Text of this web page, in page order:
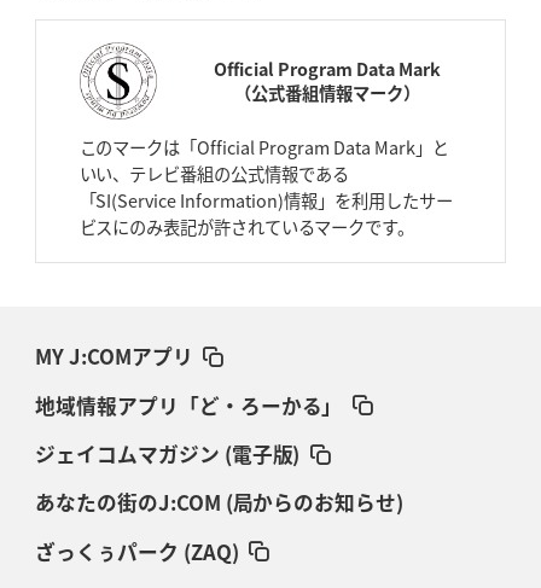
Official Program Data Mark
（公式番組情報マーク）
このマークは「Official Program Data Mark」と
いい、テレビ番組の公式情報である
「SI(Service Information)情報」を利用したサー
ビスにのみ表記が許されているマークです。
MY J:COMアプリ
地域情報アプリ「ど・ろーかる」
ジェイコムマガジン (電子版)
あなたの街のJ:COM (局からのお知らせ)
ざっくぅパーク (ZAQ)